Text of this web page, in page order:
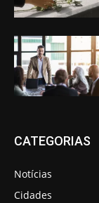
CATEGORIAS
Notícias
Cidades